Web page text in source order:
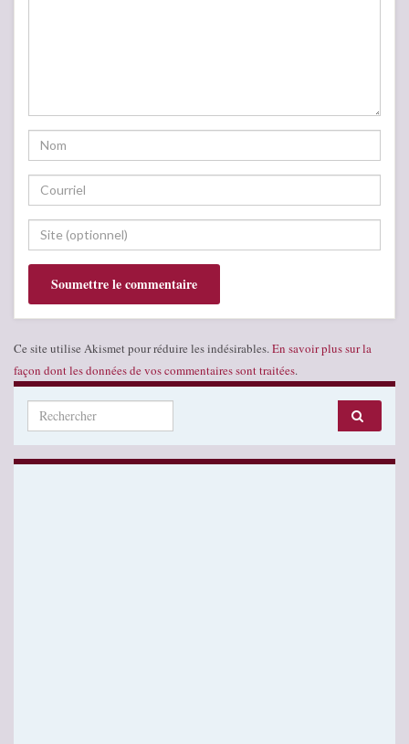
Ce site utilise Akismet pour réduire les indésirables. En savoir plus sur la
façon dont les données de vos commentaires sont traitées.
Search for: